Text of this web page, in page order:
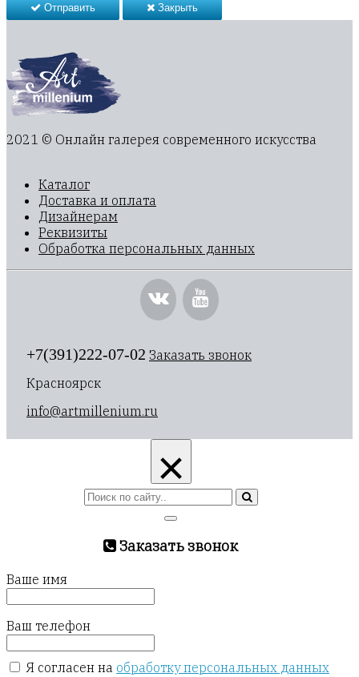
Отправить Закрыть
2021 © Онлайн галерея современного искусства
Каталог
Доставка и оплата
Дизайнерам
Реквизиты
Обработка персональных данных
+7(391)222-07-02 Заказать звонок
Красноярск
info@artmillenium.ru
×
Заказать звонок
Ваше имя
Ваш телефон
Я согласен на обработку персональных данных